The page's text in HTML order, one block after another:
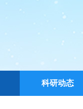
科研动态